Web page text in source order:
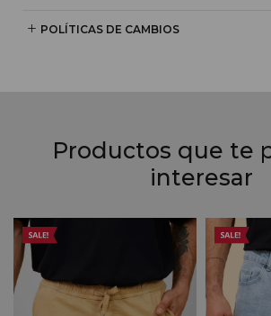
POLÍTICAS DE CAMBIOS
Productos que te
interesar